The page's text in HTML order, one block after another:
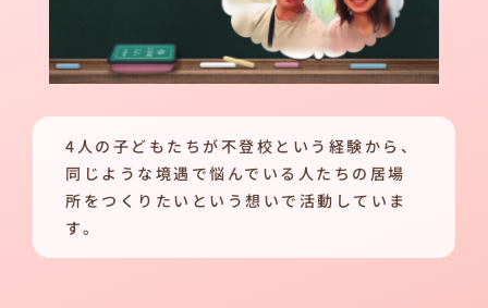
4人の子どもたちが不登校という経験から、
同じような境遇で悩んでいる人たちの居場
所をつくりたいという想いで活動していま
す。